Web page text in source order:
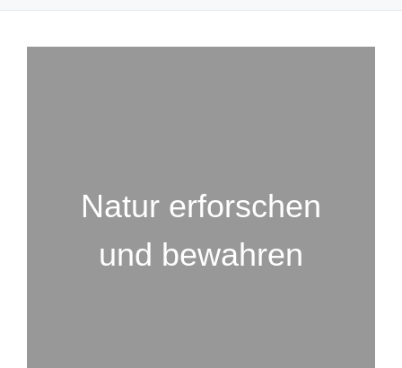
Natur erforschen
und bewahren